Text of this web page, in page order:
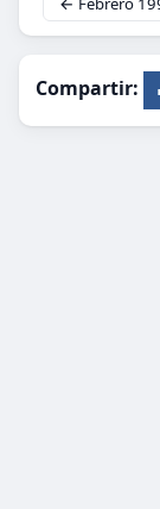
Compartir: